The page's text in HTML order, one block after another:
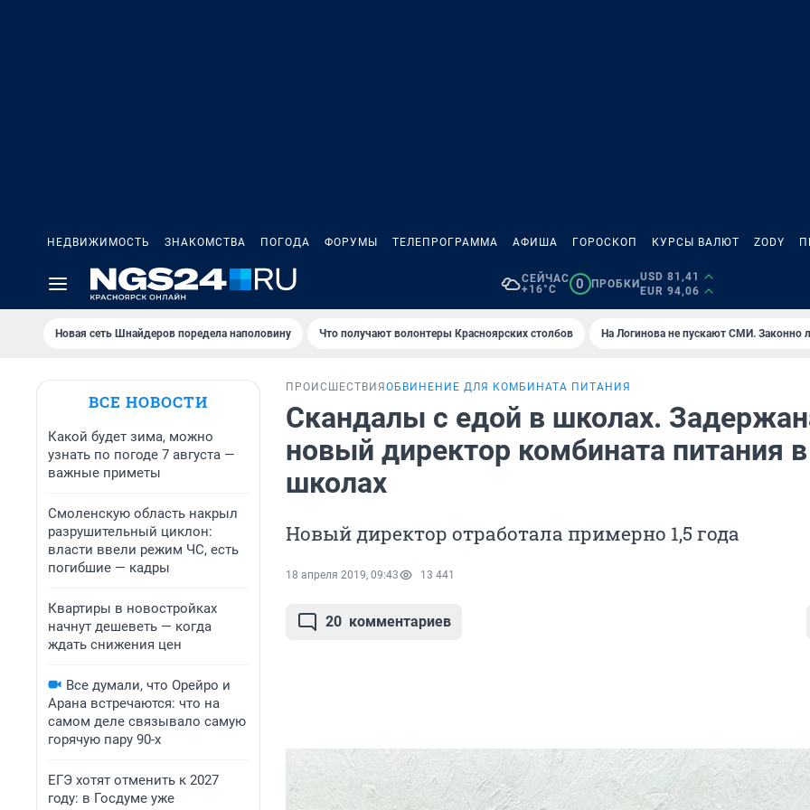
НЕДВИЖИМОСТЬ ЗНАКОМСТВА ПОГОДА ФОРУМЫ ТЕЛЕПРОГРАММА АФИША ГОРОСКОП КУРСЫ ВАЛЮТ ZODY
СЕЙЧАС
+16°C
0 ПРОБКИ
USD 81,41
EUR 94,06
Новая сеть Шнайдеров поредела наполовину Что получают волонтеры Красноярских столбов На Логинова не пускают СМИ. Законно
ВСЕ НОВОСТИ
Какой будет зима, можно
узнать по погоде 7 августа —
важные приметы
Смоленскую область накрыл
разрушительный циклон:
власти ввели режим ЧС, есть
погибшие — кадры
Квартиры в новостройках
начнут дешеветь — когда
ждать снижения цен
Все думали, что Орейро и
Арана встречаются: что на
самом деле связывало самую
горячую пару 90-х
ЕГЭ хотят отменить к 2027
году: в Госдуме уже
ПРОИСШЕСТВИЯ ОБВИНЕНИЕ ДЛЯ КОМБИНАТА ПИТАНИЯ
Скандалы с едой в школах.
новый директор комбината питания в
школах
Новый директор отработала примерно 1,5 года
18 апреля 2019, 09:43 13 441
20 комментариев